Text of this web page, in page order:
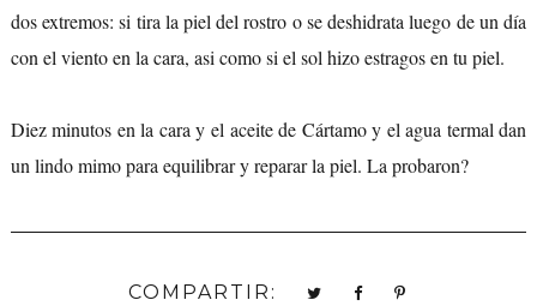
dos extremos: si tira la piel del rostro o se deshidrata luego de un día
con el viento en la cara, asi como si el sol hizo estragos en tu piel.
Diez minutos en la cara y el aceite de Cártamo y el agua termal dan
un lindo mimo para equilibrar y reparar la piel. La probaron?
COMPARTIR: